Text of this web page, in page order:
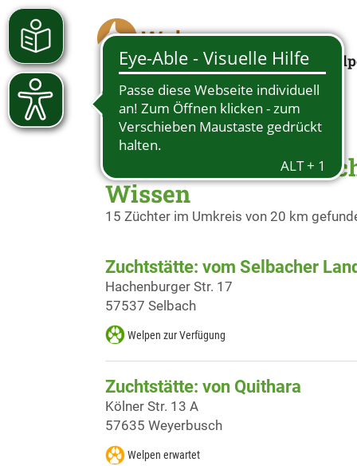
Züchter Deutscher
Wissen
15 Züchter im Umkreis von 20 km
Zuchtstätte: vom Selbacher
Hachenburger Str. 17
57537 Selbach
Welpen zur Verfügung
Zuchtstätte: von Quithara
Kölner Str. 13 A
57635 Weyerbusch
Welpen erwartet